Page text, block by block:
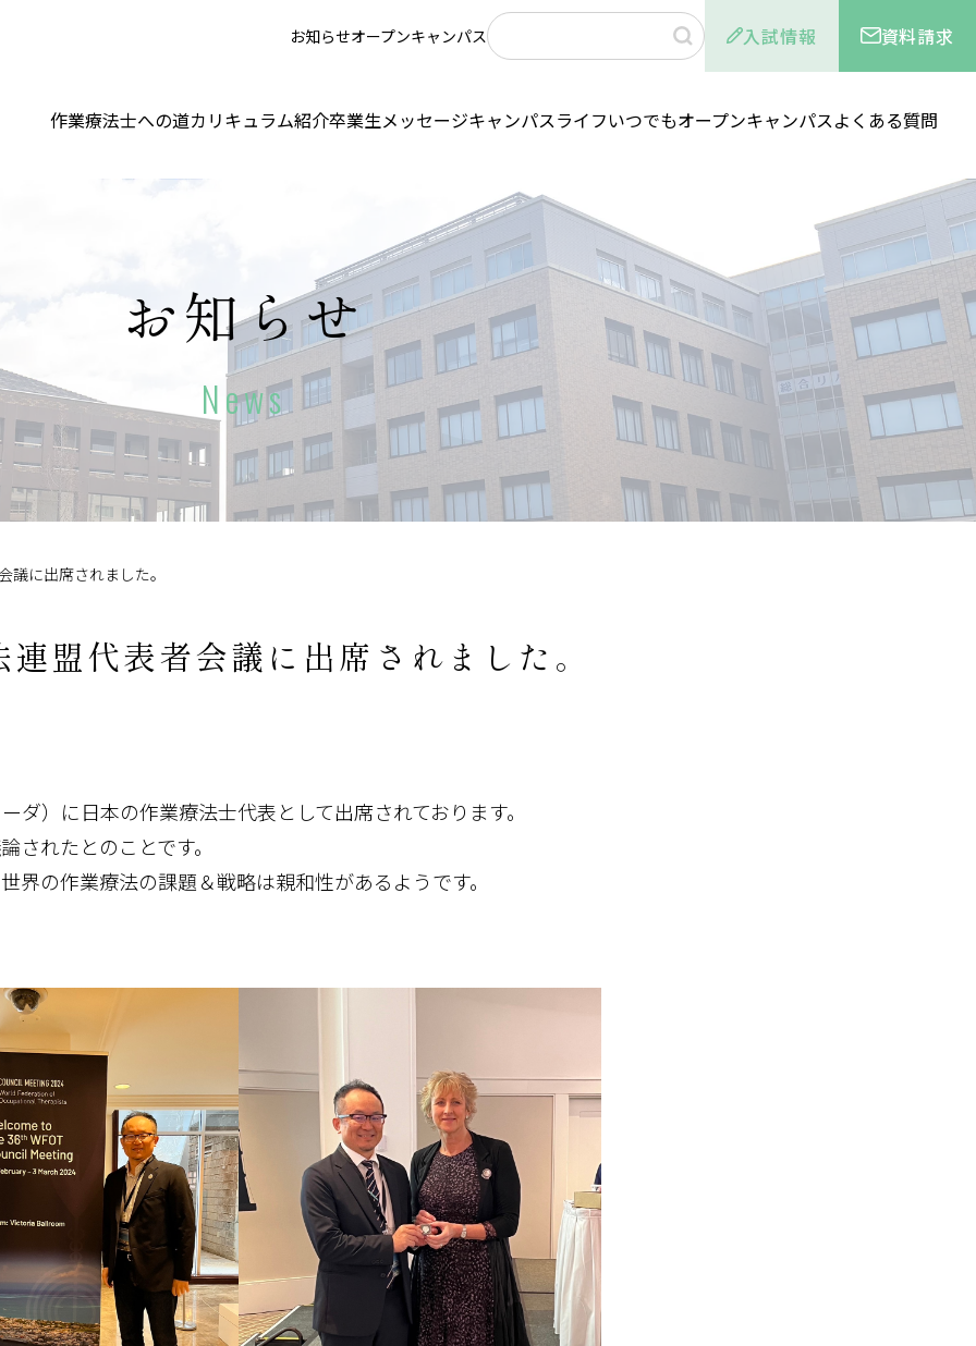
お知らせオープンキャンパス 入試情報 資料請求
作業療法士への道カリキュラム紹介卒業生メッセージキャンパスライフいつでもオープンキャンパスよくある質問
お知らせ
News
に出席されました。
盟代表者会議に出席されました。
）に日本の作業療法士代表として出席されております。
れたとのことです。
の作業療法の課題＆戦略は親和性があるようです。